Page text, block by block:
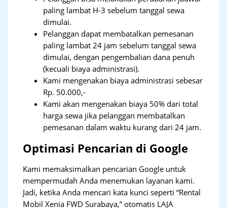
paling lambat H-3 sebelum tanggal sewa
dimulai.
Pelanggan dapat membatalkan pemesanan
paling lambat 24 jam sebelum tanggal sewa
dimulai, dengan pengembalian dana penuh
(kecuali biaya administrasi).
Kami mengenakan biaya administrasi sebesar
Rp. 50.000,-
Kami akan mengenakan biaya 50% dari total
harga sewa jika pelanggan membatalkan
pemesanan dalam waktu kurang dari 24 jam.
Optimasi Pencarian di Google
Kami memaksimalkan pencarian Google untuk
mempermudah Anda menemukan layanan kami.
Jadi, ketika Anda mencari kata kunci seperti “Rental
Mobil Xenia FWD Surabaya,” otomatis LAJA